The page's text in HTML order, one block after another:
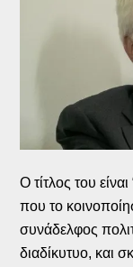
Ο τίτλος του είναι
που το
συνάδελφος
διαδίκυτυο, και